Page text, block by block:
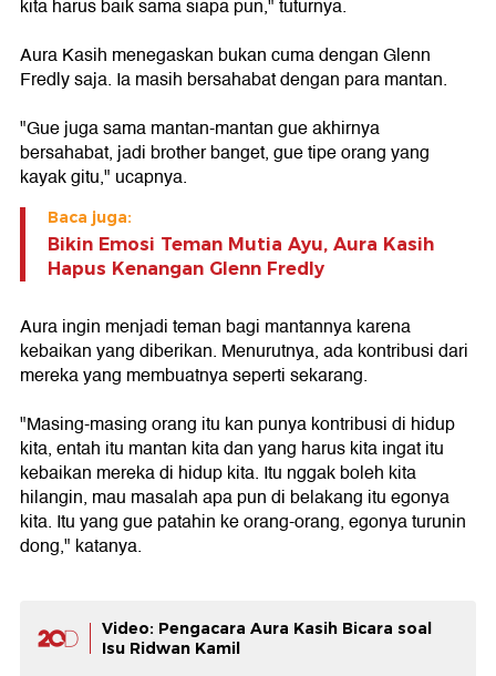
kita harus baik sama siapa pun," tuturnya.
Aura Kasih menegaskan bukan cuma dengan Glenn
Fredly saja. Ia masih bersahabat dengan para mantan.
"Gue juga sama mantan-mantan gue akhirnya
bersahabat, jadi brother banget, gue tipe orang yang
kayak gitu," ucapnya.
Baca juga:
Bikin Emosi Teman Mutia Ayu, Aura Kasih
Hapus Kenangan Glenn Fredly
Aura ingin menjadi teman bagi mantannya karena
kebaikan yang diberikan. Menurutnya, ada kontribusi dari
mereka yang membuatnya seperti sekarang.
"Masing-masing orang itu kan punya kontribusi di hidup
kita, entah itu mantan kita dan yang harus kita ingat itu
kebaikan mereka di hidup kita. Itu nggak boleh kita
hilangin, mau masalah apa pun di belakang itu egonya
kita. Itu yang gue patahin ke orang-orang, egonya turunin
dong," katanya.
Video: Pengacara Aura Kasih Bicara soal
Isu Ridwan Kamil